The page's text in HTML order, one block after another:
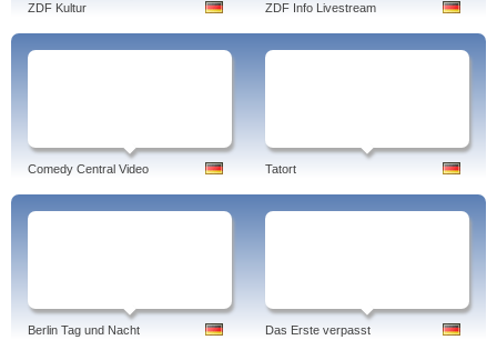
ZDF Kultur ZDF Info Livestream
Comedy Central Video Tatort
Berlin Tag und Nacht Das Erste verpasst